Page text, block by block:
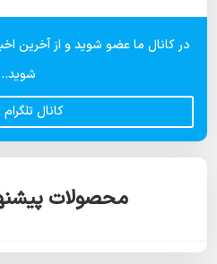
در کانال ما عضو شوید و از آخرین
کانال
محصولات